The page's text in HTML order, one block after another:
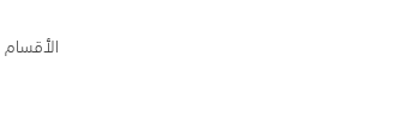
الأقسام